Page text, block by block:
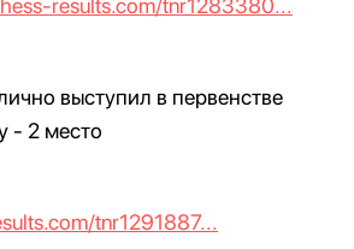
выступил в первенстве
- 2 место
tnr1291887...